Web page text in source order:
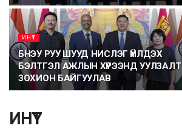
ИНҮТ
БНЭУ РУУ ШУУД НИСЛЭГ ҮЙЛДЭХ
БЭЛТГЭЛ АЖЛЫН ХҮРЭЭНД УУЛЗАЛТ
ЗОХИОН БАЙГУУЛАВ
ИНҮТ